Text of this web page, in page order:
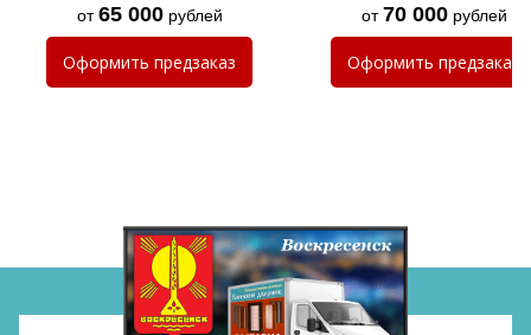
Хочу такую
от65 000рублей
Оформить предзаказ
от70 000рублей
Оформить предзаказ